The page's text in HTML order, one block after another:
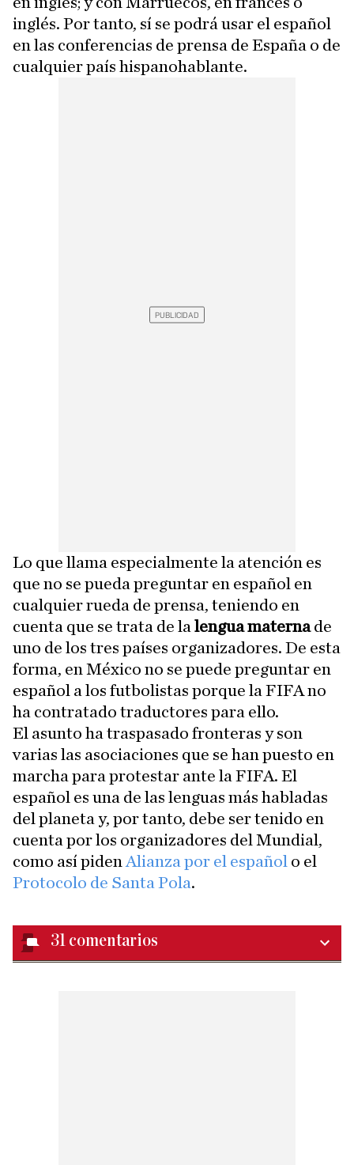
inglés. Por tanto, sí se podrá usar el español
en las conferencias de prensa de España o de
cualquier país hispanohablante.
Lo que llama especialmente la atención es
que no se pueda preguntar en español en
cualquier rueda de prensa, teniendo en
cuenta que se trata de la lengua maternade
uno de los tres países organizadores. De esta
forma, en México no se puede preguntar en
español a los futbolistas porque la FIFA no
ha contratado traductores para ello.
El asunto ha traspasado fronteras y son
varias las asociaciones que se han puesto en
marcha para protestar ante la FIFA. El
español es una de las lenguas más habladas
del planeta y, por tanto, debe ser tenido en
cuenta por los organizadores del Mundial,
como así piden Alianza por el español o el
Protocolo de Santa Pola.
31 comentarios